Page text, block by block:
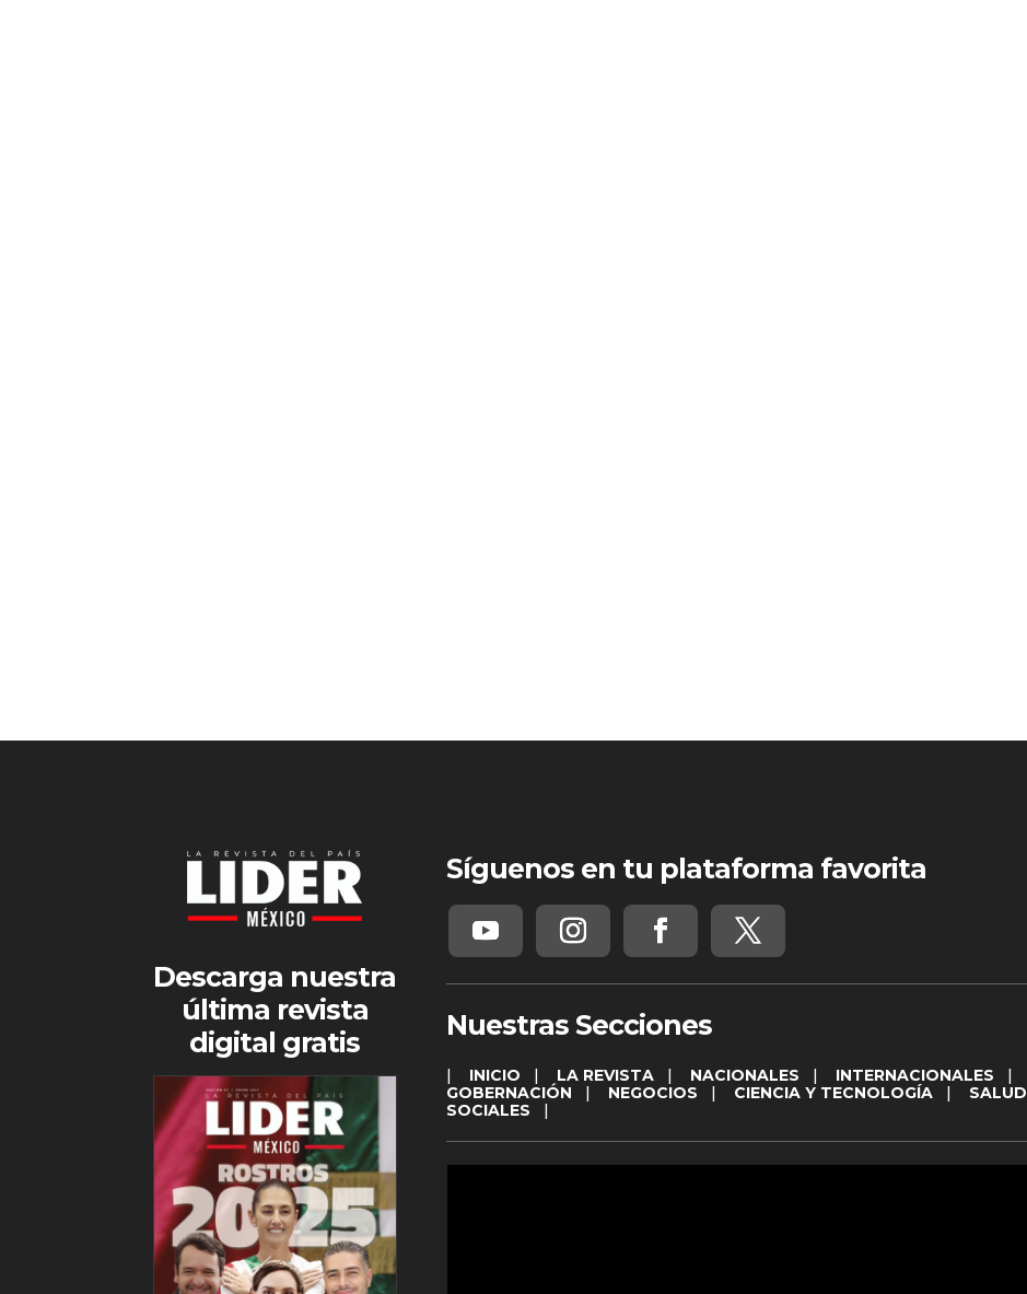
Descarga nuestra
última revista
digital gratis
Síguenos en tu plataforma favorita
Nuestras Secciones
INICIO LA REVISTA| NACIONALES INTERNACIONALES
GOBERNACIÓN
NEGOCIOS CIENCIA Y TECNOLOGÍA| SALUD
SOCIALES